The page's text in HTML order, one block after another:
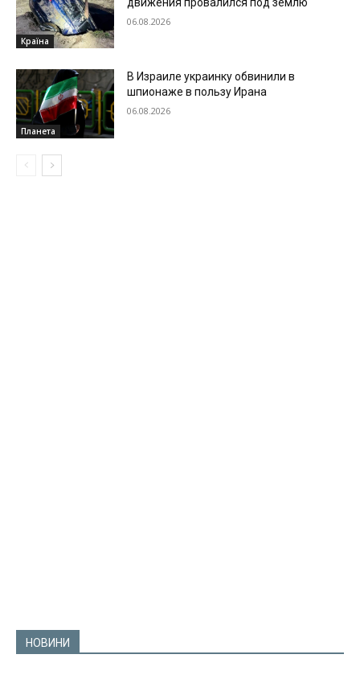
Країна
06.08.2026
Планета
В Израиле украинку обвинили в
шпионаже в пользу Ирана
06.08.2026
НОВИНИ